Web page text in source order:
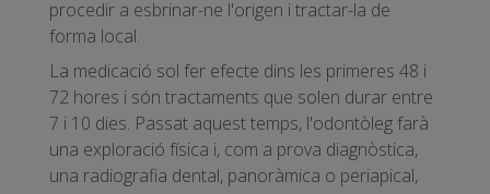
procedir a esbrinar-ne l'origen i tractar-la de
forma local.
La medicació sol fer efecte dins les primeres 48 i
72 hores i són tractaments que solen durar entre
7 i 10 dies. Passat aquest temps, l'odontòleg farà
una exploració física i, com a prova diagnòstica,
una radiografia dental, panoràmica o periapical,